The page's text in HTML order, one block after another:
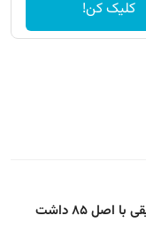
کلیک کن!
۸۵ داشت